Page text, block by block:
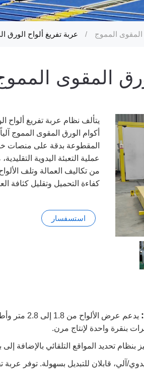
المموج عربة تفريغ ألواح الورق
المقوى المموج
يتألف نظام عربة تفريغ ألواح
أكوام الورق المقوى المموج
المقطوعة بدقة على منصات
عملية التعبئة اليدوية
من تكاليف العمالة وتلف
كفاءة التحميل وتقليل كثافة
استسفسار
بنقرة واحدة لإنتاج مرن.
بنظام تحديد المواقع التلقائي بالإضافة
للتبديل بسهولة. توفر عربة تفريغ الألواح حمولة قصوى تبلغ